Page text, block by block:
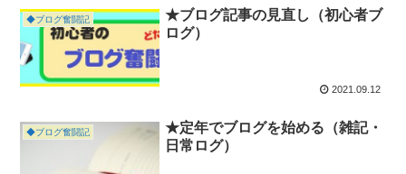
◆ブログ奮闘記
★ブログ記事の見直し（初心者ブ
ログ）
2021.09.12
◆ブログ奮闘記
★定年でブログを始める（雑記・
日常ログ）